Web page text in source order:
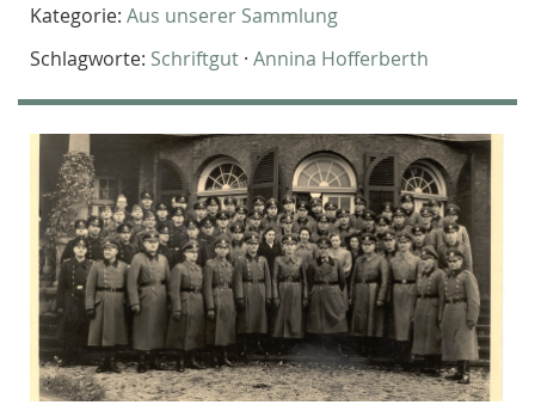
Kategorie: Aus unserer Sammlung
Schlagworte: Schriftgut · Annina Hofferberth